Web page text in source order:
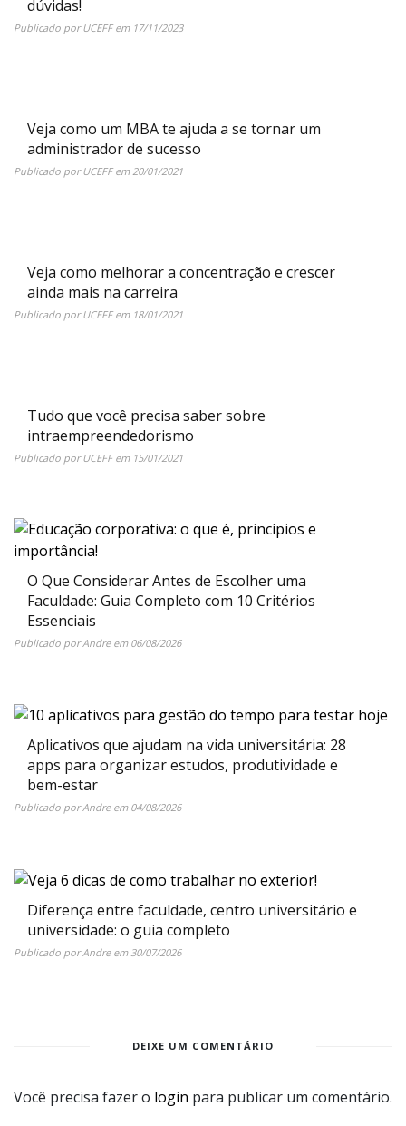
dúvidas!
Publicado porUCEFFem 17/11/2023
Veja como um MBA te ajuda a se tornar um
administrador de sucesso
Publicado porUCEFFem 20/01/2021
Veja como melhorar a concentração e crescer
ainda mais na carreira
Publicado porUCEFFem 18/01/2021
Tudo que você precisa saber sobre
intraempreendedorismo
Publicado porUCEFFem 15/01/2021
O Que Considerar Antes de Escolher uma
Faculdade: Guia Completo com 10 Critérios
Essenciais
Publicado porAndreem 06/08/2026
Aplicativos que ajudam na vida universitária: 28
apps para organizar estudos, produtividade e
bem-estar
Publicado porAndreem 04/08/2026
Diferença entre faculdade, centro universitário e
universidade: o guia completo
Publicado porAndreem30/07/2026
DEIXE UM COMENTÁRIO
Você precisa fazer o login para publicar um comentário.